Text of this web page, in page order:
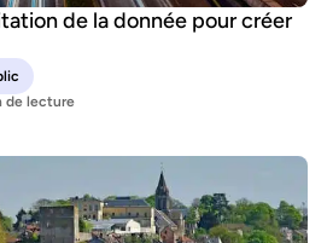
de la donnée pour créer
de lecture